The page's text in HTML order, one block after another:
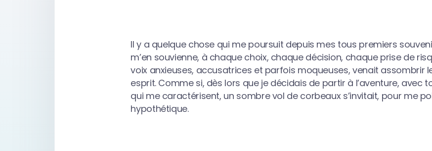
Il y a quelque chose qui me poursuit depuis mes tous premiers
m’en souvienne, à chaque choix, chaque décision, chaque prise de
voix anxieuses, accusatrices et parfois moqueuses, venait assombrir
esprit. Comme si, dès lors que je décidais de partir à l’aventure, avec
qui me caractérisent, un sombre vol de corbeaux s’invitait, pour me
hypothétique.